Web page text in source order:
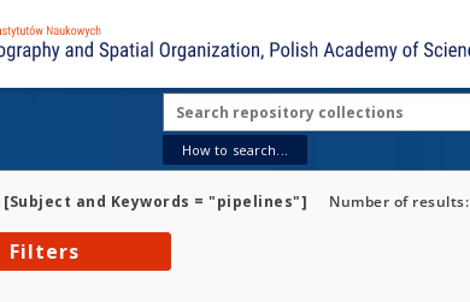
How to search...
[Subject and Keywords = "pipelines"] Number of results:
Filters